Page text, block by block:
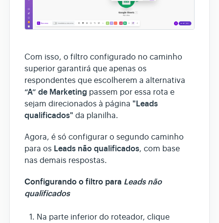
Com isso, o filtro configurado no caminho
superior garantirá que apenas os
respondentes que escolherem a alternativa
“A” de Marketing passem por essa rota e
sejam direcionados à página "Leads
qualificados" da planilha.
Agora, é só configurar o segundo caminho
para os Leads não qualificados, com base
nas demais respostas.
Configurando o filtro para Leads não
qualificados
Na parte inferior do roteador, clique